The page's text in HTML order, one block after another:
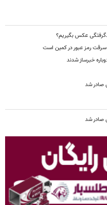
عکس بگیریم؟
سرقت رمز عبور در کمین است
خبرساز شدند